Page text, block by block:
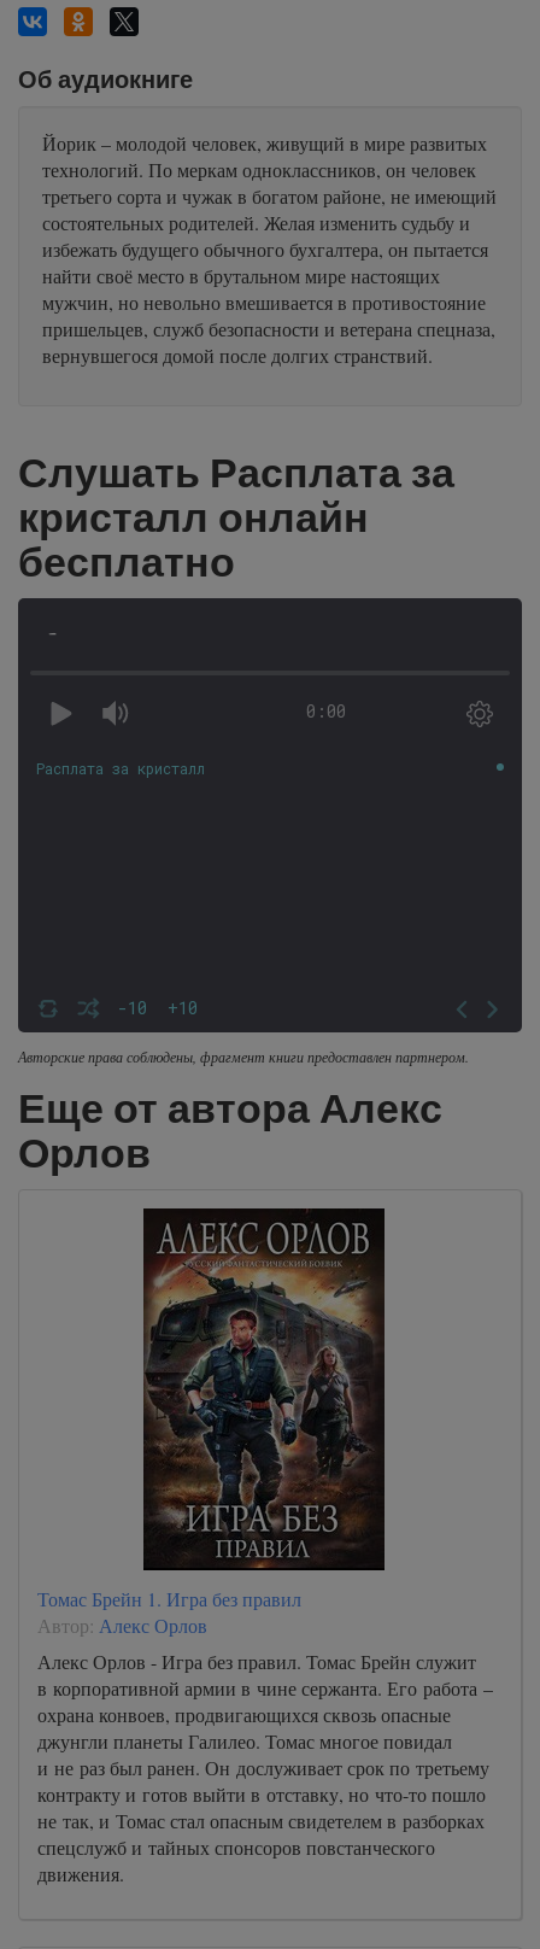
Об аудиокниге
Йорик – молодой человек, живущий в мире развитых
технологий. По меркам одноклассников, он человек
третьего сорта и чужак в богатом районе, не имеющий
состоятельных родителей. Желая изменить судьбу и
избежать будущего обычного бухгалтера, он пытается
найти своё место в брутальном мире настоящих
мужчин, но невольно вмешивается в противостояние
пришельцев, служб безопасности и ветерана спецназа,
вернувшегося домой после долгих странствий.
Слушать Расплата за
кристалл онлайн
бесплатно
-
0:00
-10 +10
Расплата за кристалл
Авторские права соблюдены, фрагмент книги предоставлен партнером.
Еще от автора Алекс
Орлов
Томас Брейн 1. Игра без правил
Автор: Алекс Орлов
Алекс Орлов - Игра без правил. Томас Брейн служит
в корпоративной армии в чине сержанта. Его работа –
охрана конвоев, продвигающихся сквозь опасные
джунгли планеты Галилео. Томас многое повидал
и не раз был ранен. Он дослуживает срок по третьему
контракту и готов выйти в отставку, но что-то пошло
не так, и Томас стал опасным свидетелем в разборках
спецслужб и тайных спонсоров повстанческого
движения.